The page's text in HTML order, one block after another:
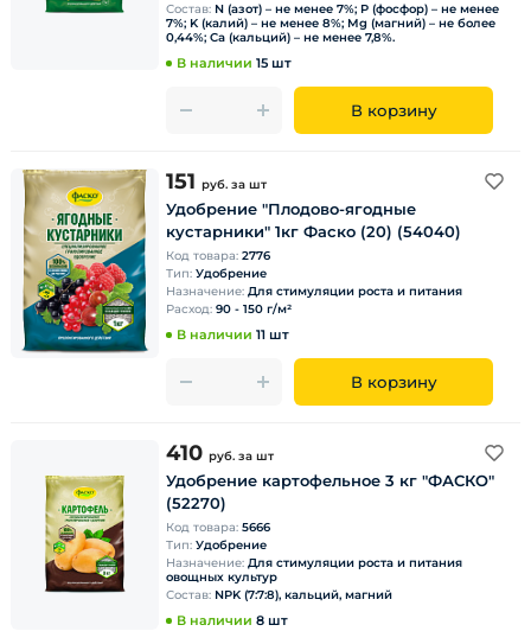
Состав: N (азот) – не менее 7%; P (фосфор) – не менее
7%; K (калий) – не менее 8%; Mg (магний) – не более
0,44%; Ca (кальций) – не менее 7,8%.
В наличии 15 шт
В корзину
151 руб. за шт
Удобрение "Плодово-ягодные
кустарники" 1кг Фаско (20) (54040)
Код товара: 2776
Тип: Удобрение
Назначение: Для стимуляции роста и питания
Расход: 90 - 150 г/м²
В наличии 11 шт
В корзину
410 руб. за шт
Удобрение картофельное 3 кг "ФАСКО"
(52270)
Код товара: 5666
Тип: Удобрение
Назначение: Для стимуляции роста и питания
овощных культур
Состав: NPK (7:7:8), кальций, магний
В наличии 8 шт